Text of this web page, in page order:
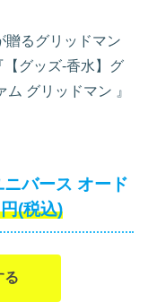
贈るグリッドマン
グッズ-香水】グ
ム グリッドマン 』
ニバース オード
(税込)
る